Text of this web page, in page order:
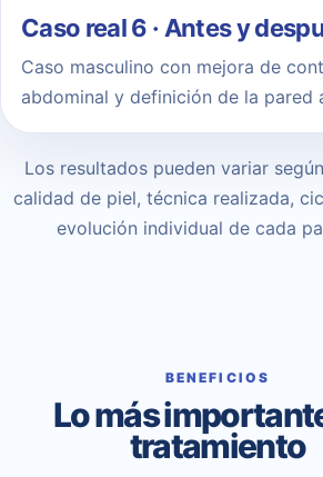
Caso real 6 · Antes y
Caso masculino con mejora de
abdominal y definición de la pared
Los resultados pueden variar
calidad de piel, técnica realizada,
evolución individual de cada
BENEFICIOS
Lo más
tratamiento